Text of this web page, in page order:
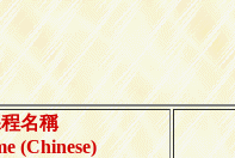
名稱
(Chinese)